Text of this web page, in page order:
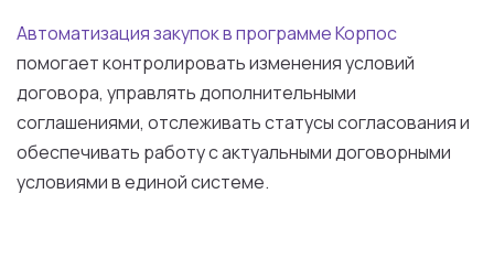
Автоматизация закупок в программе Корпос
помогает контролировать изменения условий
договора, управлять дополнительными
соглашениями, отслеживать статусы согласования и
обеспечивать работу с актуальными договорными
условиями в единой системе.